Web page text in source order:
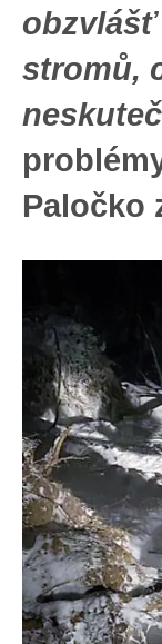
obzvlášť
stromů,
Paločko